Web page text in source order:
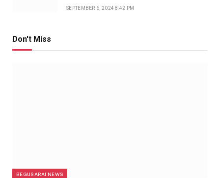
SEPTEMBER 6, 2024 8:42 PM
Don't Miss
BEGUSARAI NEWS